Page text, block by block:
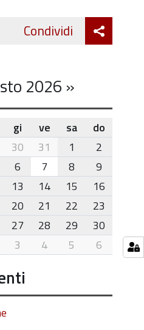
Condividi Twitter
2026 »
gi ve sa
do
30 31 1
2
6 7 8
9
13 14 15
16
20 21 22
23
27 28 29
30
3 4 5 6